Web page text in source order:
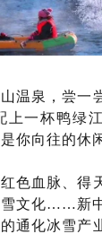
温泉，尝一
上一杯鸭绿
你向往的休
色血脉、得
雪文化……新
通化冰雪产